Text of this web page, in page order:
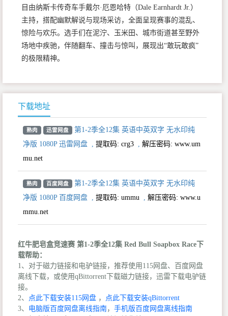
目由纳斯卡传奇车手戴尔·厄恩哈特（Dale Earnhardt Jr.）
主持，搭配幽默解说与现场采访，全面呈现赛事的混乱、
惊险与欢乐。选手们在泥泞、玉米田、城市街道甚至野外
场地中疾驰，伴随翻车、撞击与惊叫，展现出“敢玩敢疯”
的极限精神。
下载地址
熟肉 迅雷网盘
第1-2季全12集 英语中英双字 无水印纯
净版 1080P 迅雷网盘
提取码: crg3
解压密码: www.um
mu.net
熟肉 百度网盘
第1-2季全12集 英语中英双字 无水印纯
净版 1080P 百度网盘
提取码: ummu
解压密码: www.u
mmu.net
红牛肥皂盒竞速赛 第1-2季全12集 Red Bull Soapbox Race下
载帮助：
1、对于磁力链接和电驴链接，推荐使用115网盘、百度网盘
离线下载，或使用qBittorrent下载磁力链接，迅雷下载电驴链
接。
2、
点此下载安装115网盘 ，
点此下载安装qBittorrent
3、 电脑版百度网盘离线指南， 手机版百度网盘离线指南